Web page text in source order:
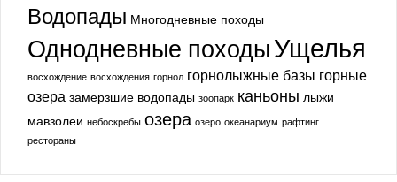
Водопады Многодневные походы
Однодневные походыУщелья
восхождение восхождения горнол горнолыжные базы горные
озера замерзшие водопады зоопарк каньоны лыжи
мавзолеи небоскребы озера озеро океанариум рафтинг
рестораны